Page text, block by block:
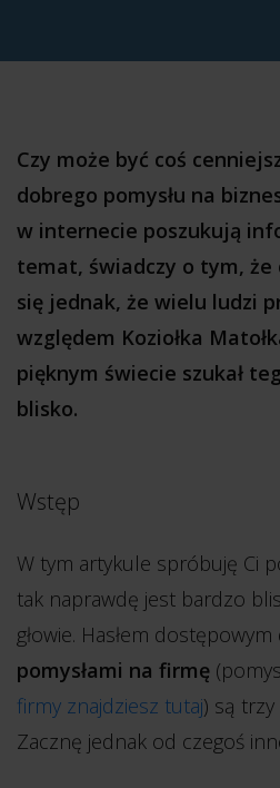
Czy może być coś
dobrego pomysłu na
w internecie poszukują
temat, świadczy o tym, że
się jednak, że wielu ludzi
względem Koziołka
pięknym świecie szukał
blisko.
Wstęp
W tym artykule spróbuję Ci
tak naprawdę jest bardzo
głowie. Hasłem
pomysłami na firmę
firmy znajdziesz tutaj) są
Zacznę jednak od czegoś